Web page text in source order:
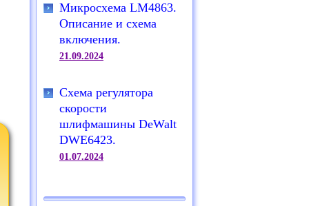
Микросхема LM4863.
Описание и схема
включения.
21.09.2024
Схема регулятора
скорости
шлифмашины DeWalt
DWE6423.
01.07.2024